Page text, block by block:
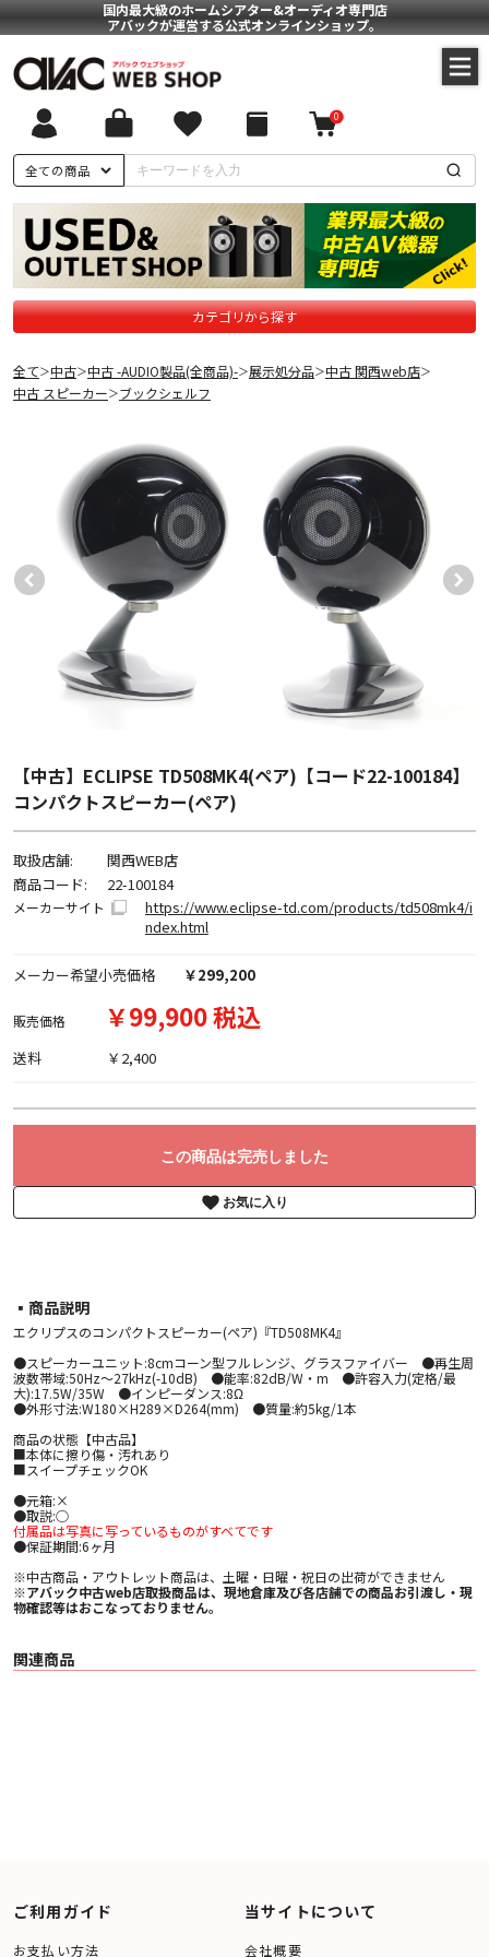
国内最大級のホームシアター&オーディオ専門店
アバックが運営する公式オンラインショップ。
全ての商品
0
カテゴリから探す
全て＞中古＞中古 -AUDIO製品(全商品)-＞展示処分品＞中古 関西web店＞
中古 スピーカー＞ブックシェルフ
【中古】ECLIPSE TD508MK4(ペア)【コード22-100184】
コンパクトスピーカー(ペア)
取扱店舗:
関西WEB店
商品コード:
22-100184
メーカーサイト
https://www.eclipse-td.com/products/td508mk4/i
ndex.html
メーカー希望小売価格 ￥299,200
販売価格 ￥99,900 税込
送料 ￥2,400
この商品は完売しました
お気に入り
▪︎商品説明
エクリプスのコンパクトスピーカー(ペア)『TD508MK4』
●スピーカーユニット:8cmコーン型フルレンジ、グラスファイバー ●再生周
波数帯域:50Hz～27kHz(-10dB) ●能率:82dB/W・m ●許容入力(定格/最
大):17.5W/35W ●インピーダンス:8Ω
●外形寸法:W180×H289×D264(mm) ●質量:約5kg/1本
商品の状態【中古品】
■本体に擦り傷・汚れあり
■スイープチェックOK
●元箱:×
●取説:○
付属品は写真に写っているものがすべてです
●保証期間:6ヶ月
※中古商品・アウトレット商品は、土曜・日曜・祝日の出荷ができません
※アバック中古web店取扱商品は、現地倉庫及び各店舗での商品お引渡し・現
物確認等はおこなっておりません。
関連商品
ご利用ガイド
お支払い方法
当サイトについて
会社概要